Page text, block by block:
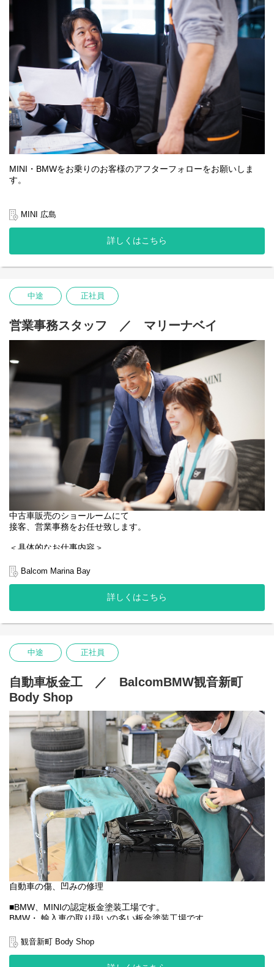
――【納車・アフターケア】――
納車前にサービス担当者と最終チェックを行い、
最高の状態でお客様にお渡しします。
納車後も定期点検やキャンペーンのご案内など、
定期的なフォローを行います。
何台も乗り継いでいただけるお客様も多く、
10年以上のお付き合いになるお客様も珍しくありません。
長く深くお客様と関係を築けるのが、この仕事の魅力です。
――【ある1日の流れ】――
9:00 出社
9:15 朝礼・ミーティング・開店準備
10:00 ご来店頂いたお客様の応対
11:30 新しく入荷した車両の撮影、SNS投稿
13:00 納車
14:00 販売した車両の登録手続き
ローチ等)
★Point★
入社後は配属先店舗にて、
専任指導者（トレーナー）について3か月間のOJTを行います。
実際の仕事やロープレを通して指導します。
指導期間中は1週間ごとに振り返りを行い、独り立ちを後押しし
ます。
◎キャリアステップ
本人の習熟度や実績、周囲とのかかわり方など、
それぞれのキャリアステージに応じて上長がチェックし、
推薦した場合に次のステージにチャレンジできます。
MINI・BMWをお乗りのお客様のアフターフォローをお願いしま
す。
客様からのご相談の窓口となります。
お客様とテクニシャンとの間に立って、お客様が納得しご満足い
ただける提案や説明をするやりがいのある仕事です。
・お客様からの整備問合せなどの受付
・整備の見積作成・ご提案
・メンテナンス作業指示書の作成（工場への伝達）
・納車時のお客様へのご説明
・現金出納・領収書発行
ご提案した内容によりインセンティブ支給。
★Point★
◎入社後の研修
入社後は配属先店舗にて、専任指導者（トレーナー）に つい
てOJTを行います。
◎キャリアステップ
本人の習熟度や実績、周囲とのかかわり方など、
それぞれのキャリアステージに応じて上長がチェックし、
推薦した場合に次のステージにチャレンジできます。
MINI 広島
詳しくはこちら
中途 正社員
営業事務スタッフ ／ マリーナベイ
中古車販売のショールームにて
接客、営業事務をお任せ致します。
＜具体的なお仕事内容＞
・来店客のお出迎え、内容伺い、初期対応、お客様のおもてなし
・来電対応
・展示品の管理・発注・現金出納
・快適な店舗づくり 、その他付随業務
・登録書類の作成
未経験でも大丈夫！
きましょう。
入社後の研修では、会社概要や事業内容などを学んでいただきま
す。
Balcom Marina Bay
詳しくはこちら
中途 正社員
自動車板金工 ／ BalcomBMW観音新町
Body Shop
自動車の傷、凹みの修理
■BMW、MINIの認定板金塗装工場です。
BMW・ 輸入車の取り扱いの多い板金塗装工場です。
■ディーラー系列のため、
手厚いトレーニングでメーカーの最新修理技術を学ぶ事が出来ま
観音新町 Body Shop